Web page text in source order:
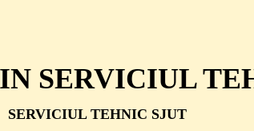
SERVICIUL
SERVICIUL TEHNIC SJUT